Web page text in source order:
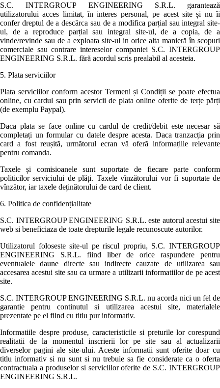
S.C. INTERGROUP ENGINEERING S.R.L. garantează
utilizatorului acces limitat, în interes personal, pe acest site și nu îi
confer dreptul de a descărca sau de a modifica parțial sau integral site-
ul, de a reproduce parțial sau integral site-ul, de a copia, de a
vinde/revinde sau de a exploata site-ul in orice alta manieră în scopuri
comerciale sau contrare intereselor companiei S.C. INTERGROUP
ENGINEERING S.R.L. fără acordul scris prealabil al acesteia.
5. Plata serviciilor
Plata serviciilor conform acestor Termeni și Condiții se poate efectua
online, cu cardul sau prin servicii de plata online oferite de terțe părți
(de exemplu Paypal).
Daca plata se face online cu cardul de credit/debit este necesar să
completați un formular cu datele despre acesta. Daca tranzacția prin
card a fost reușită, următorul ecran vă oferă informațiile relevante
pentru comanda.
Taxele și comisioanele sunt suportate de fiecare parte conform
politicilor serviciului de plăți. Taxele vînzătorului vor fi suportate de
vînzător, iar taxele deținătorului de card de client.
6. Politica de confidențialitate
S.C. INTERGROUP ENGINEERING S.R.L. este autorul acestui site
web si beneficiaza de toate drepturile legale recunoscute autorilor.
Utilizatorul foloseste site-ul pe riscul propriu, S.C. INTERGROUP
ENGINEERING S.R.L. fiind liber de orice raspundere pentru
eventualele daune directe sau indirecte cauzate de utilizarea sau
accesarea acestui site sau ca urmare a utilizarii informatiilor de pe acest
site.
S.C. INTERGROUP ENGINEERING S.R.L. nu acorda nici un fel de
garantie pentru continutul si utilizarea acestui site, materialele
prezentate pe el fiind cu titlu pur informativ.
Informatiile despre produse, caracteristicile si preturile lor corespund
realitatii de la momentul inscrierii lor pe site sau al actualizarii
diverselor pagini ale site-ului. Aceste informatii sunt oferite doar cu
titlu informativ si nu sunt si nu trebuie sa fie considerate ca o oferta
contractuala a produselor si serviciilor oferite de S.C. INTERGROUP
ENGINEERING S.R.L.